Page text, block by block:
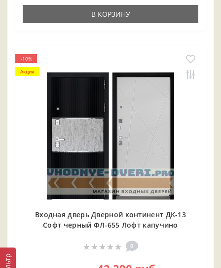
В КОРЗИНУ
-10%
Акция
Входная дверь Дверной континент ДК-13
Софт черный ФЛ-655 Лофт капучино
0